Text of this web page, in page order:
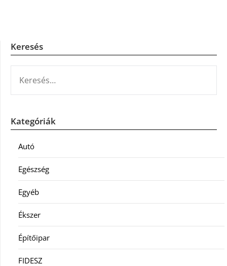
Keresés
Kategóriák
Autó
Egészség
Egyéb
Ékszer
Építőipar
FIDESZ